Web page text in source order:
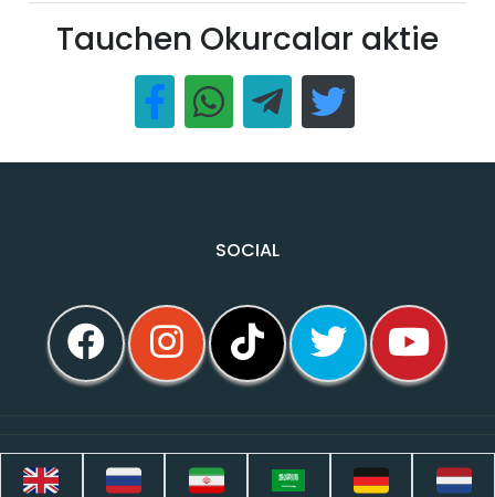
Tauchen Okurcalar aktie
SOCIAL